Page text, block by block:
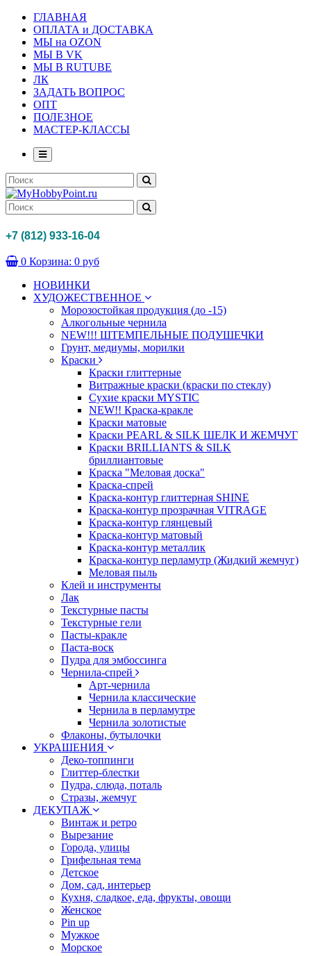
ГЛАВНАЯ
ОПЛАТА и ДОСТАВКА
МЫ на OZON
МЫ В VK
МЫ В RUTUBE
ЛК
ЗАДАТЬ ВОПРОС
ОПТ
ПОЛЕЗНОЕ
МАСТЕР-КЛАССЫ
+7 (812) 933-16-04
0 Корзина: 0 руб
НОВИНКИ
ХУДОЖЕСТВЕННОЕ
Морозостойкая продукция (до -15)
Алкогольные чернила
NEW!!! ШТЕМПЕЛЬНЫЕ ПОДУШЕЧКИ
Грунт, медиумы, морилки
Краски
Краски глиттерные
Витражные краски (краски по стеклу)
Сухие краски MYSTIC
NEW!! Краска-кракле
Краски матовые
Краски PEARL & SILK ШЕЛК И ЖЕМЧУГ
Краски BRILLIANTS & SILK
бриллиантовые
Краска "Меловая доска"
Краска-спрей
Краска-контур глиттерная SHINE
Краска-контур прозрачная VITRAGE
Краска-контур глянцевый
Краска-контур матовый
Краска-контур металлик
Краска-контур перламутр (Жидкий жемчуг)
Меловая пыль
Клей и инструменты
Лак
Текстурные пасты
Текстурные гели
Пасты-кракле
Паста-воск
Пудра для эмбоссинга
Чернила-спрей
Арт-чернила
Чернила классические
Чернила в перламутре
Чернила золотистые
Флаконы, бутылочки
УКРАШЕНИЯ
Деко-топпинги
Глиттер-блестки
Пудра, слюда, поталь
Стразы, жемчуг
ДЕКУПАЖ
Винтаж и ретро
Вырезание
Города, улицы
Грифельная тема
Детское
Дом, сад, интерьер
Кухня, сладкое, еда, фрукты, овощи
Женское
Pin up
Мужкое
Морское